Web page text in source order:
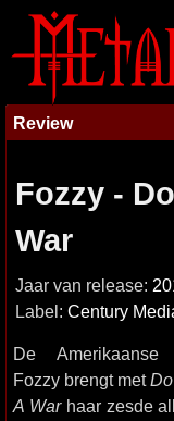
Review
Fozzy -
War
Jaar van release:
Label: Century
De Amerikaanse
Fozzy brengt met
A War haar zesde